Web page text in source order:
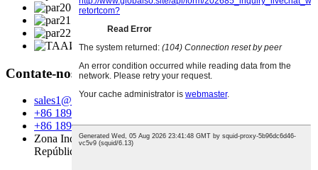
Contate-nos
sales1@dtszb.com
+86 18953636707
+86 18953636707
Zona Industrial DTS, Zhucheng, Província de Shandong,
República Popular da China